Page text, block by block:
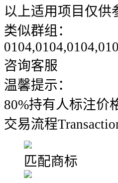
以上适用项目仅供
类似群组：
咨询客服
温馨提示：
80%持有人标注价
交易流程
匹配商标